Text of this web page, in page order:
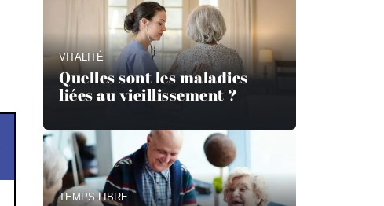
VITALITÉ
Quelles sont les maladies
liées au vieillissement ?
TEMPS LIBRE